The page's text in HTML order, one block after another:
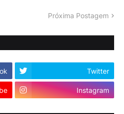
Próxima Postagem
Twitter
Instagram